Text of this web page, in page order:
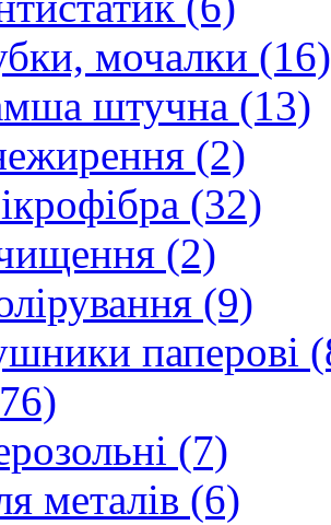
мочалки (16)
штучна (13)
(2)
(32)
(2)
(9)
паперові
(7)
металів (6)